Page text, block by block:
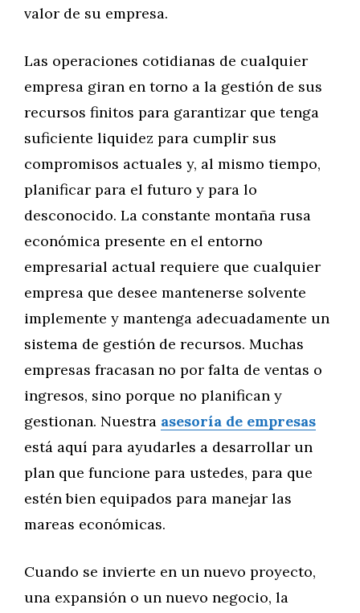
valor de su empresa.
Las operaciones cotidianas de cualquier
empresa giran en torno a la gestión de sus
recursos finitos para garantizar que tenga
suficiente liquidez para cumplir sus
compromisos actuales y, al mismo tiempo,
planificar para el futuro y para lo
desconocido. La constante montaña rusa
económica presente en el entorno
empresarial actual requiere que cualquier
empresa que desee mantenerse solvente
implemente y mantenga adecuadamente un
sistema de gestión de recursos. Muchas
empresas fracasan no por falta de ventas o
ingresos, sino porque no planifican y
gestionan. Nuestra asesoría de empresas
está aquí para ayudarles a desarrollar un
plan que funcione para ustedes, para que
estén bien equipados para manejar las
mareas económicas.
Cuando se invierte en un nuevo proyecto,
una expansión o un nuevo negocio, la